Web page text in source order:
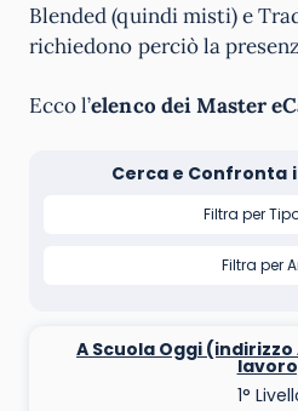
Blended (quindi misti) e
richiedono perciò la
Ecco l’elenco dei Master
Cerca e Confronta
A Scuola Oggi
1°